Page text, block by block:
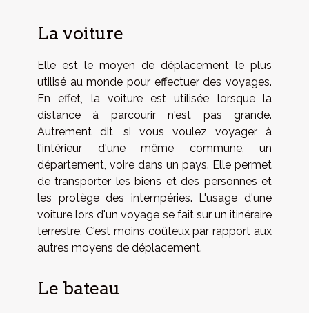
La voiture
Elle est le moyen de déplacement le plus
utilisé au monde pour effectuer des voyages.
En effet, la voiture est utilisée lorsque la
distance à parcourir n'est pas grande.
Autrement dit, si vous voulez voyager à
l'intérieur d'une même commune, un
département, voire dans un pays. Elle permet
de transporter les biens et des personnes et
les protège des intempéries. L'usage d'une
voiture lors d'un voyage se fait sur un itinéraire
terrestre. C'est moins coûteux par rapport aux
autres moyens de déplacement.
Le bateau